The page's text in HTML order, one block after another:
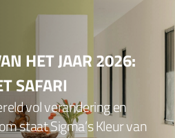
HET JAAR 2026:
SAFARI
vol verandering en
staat Sigma’s Kleur van